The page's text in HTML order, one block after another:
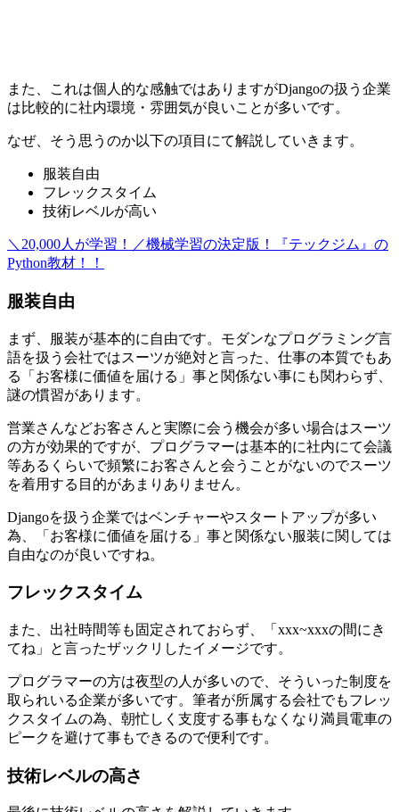
また、これは個人的な感触ではありますがDjangoの扱う企業
は比較的に社内環境・雰囲気が良いことが多いです。
なぜ、そう思うのか以下の項目にて解説していきます。
服装自由
フレックスタイム
技術レベルが高い
＼20,000人が学習！／機械学習の決定版！『テックジム』の
Python教材！！
服装自由
まず、服装が基本的に自由です。モダンなプログラミング言
語を扱う会社ではスーツが絶対と言った、仕事の本質でもあ
る「お客様に価値を届ける」事と関係ない事にも関わらず、
謎の慣習があります。
営業さんなどお客さんと実際に会う機会が多い場合はスーツ
の方が効果的ですが、プログラマーは基本的に社内にて会議
等あるくらいで頻繁にお客さんと会うことがないのでスーツ
を着用する目的があまりありません。
Djangoを扱う企業ではベンチャーやスタートアップが多い
為、「お客様に価値を届ける」事と関係ない服装に関しては
自由なのが良いですね。
フレックスタイム
また、出社時間等も固定されておらず、「xxx~xxxの間にき
てね」と言ったザックリしたイメージです。
プログラマーの方は夜型の人が多いので、そういった制度を
取られいる企業が多いです。筆者が所属する会社でもフレッ
クスタイムの為、朝忙しく支度する事もなくなり満員電車の
ピークを避けて事もできるので便利です。
技術レベルの高さ